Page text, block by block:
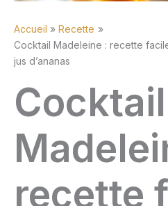
Accueil
Recette
Cocktail Madeleine : recette
jus d’ananas
Cocktail
recette